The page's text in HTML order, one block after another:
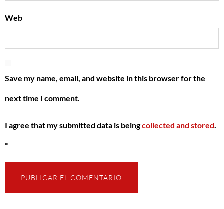
Web
Save my name, email, and website in this browser for the
next time I comment.
I agree that my submitted data is beingcollected and stored.
*